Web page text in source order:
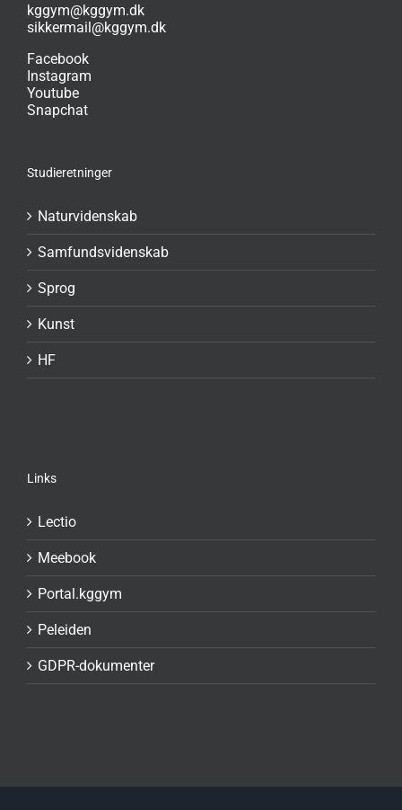
kggym@kggym.dk
sikkermail@kggym.dk
Facebook
Instagram
Youtube
Snapchat
Studieretninger
Naturvidenskab
Samfundsvidenskab
Sprog
Kunst
HF
Links
Lectio
Meebook
Portal.kggym
Peleiden
GDPR-dokumenter